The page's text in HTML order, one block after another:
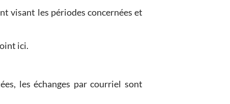
visant les périodes concernées et
ici.
les échanges par courriel sont